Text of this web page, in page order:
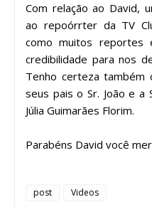
Com relação ao David,
ao repoórrter da TV
como muitos reportes
credibilidade para nos
Tenho certeza também
seus pais o Sr. João e a
Júlia Guimarães Florim.
Parabéns David você
post Videos